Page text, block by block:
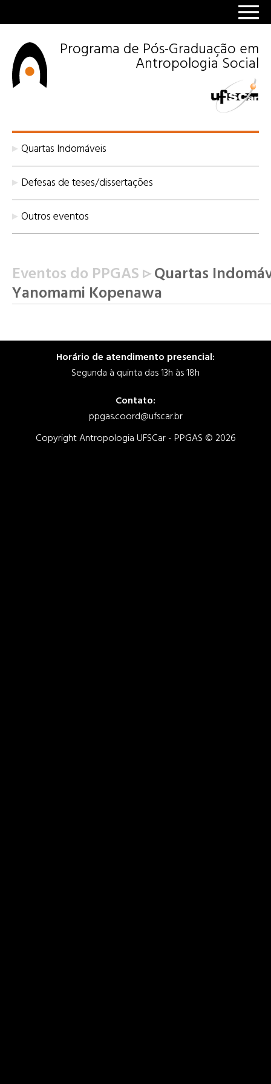
Programa de Pós-Graduação em
Antropologia Social
Eventos do PPGAS ▹Quartas
Yanomami Kopenawa
Quartas Indomáveis
Defesas de teses/dissertações
Outros eventos
Horário de atendimento presencial:
Segunda à quinta das 13h às 18h
Contato:
ppgas.coord@ufscar.br
Copyright Antropologia UFSCar - PPGAS © 2026